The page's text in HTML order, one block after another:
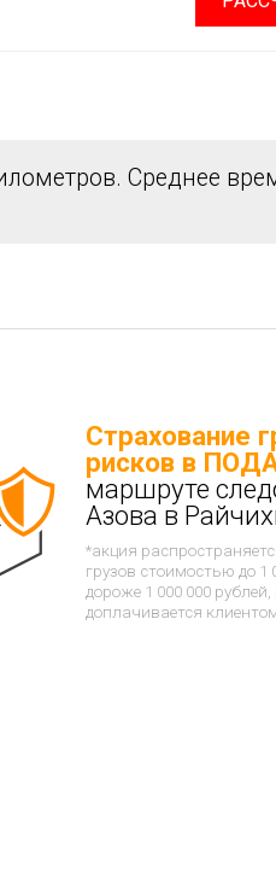
Среднее
Страхование
рисков в
маршруте
Азова в
*акция
грузов стоимостью до 1
дороже 1 000 000
доплачивается